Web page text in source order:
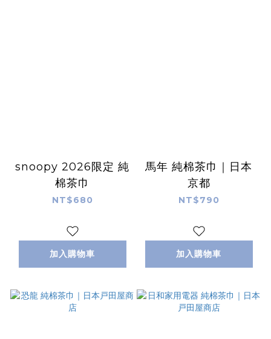
snoopy 2026限定 純
棉茶巾
NT$680
加入購物車
馬年 純棉茶巾｜日本
京都
NT$790
加入購物車